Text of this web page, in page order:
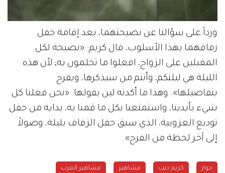
ورداً على سؤالنا عن نصيحتهما، بعد إقامة حفل
زفافهما بهذا الأسلوب، قال كريم: «نصيحة لكل
المقبلين على الزواج، افعلوا ما تحلمون به; لأن هذه
الليلة هي ليلتكم، وأنتم من سيذكرها، ويفرح
بتفاصيلها». وهذا ما أكدته لين بقولها: «نحن فعلنا كل
شيء بأيدينا، واستمتعنا بكل ما قمنا به، بداية من حفل
توديع العزوبية، الذي سبق حفل الزفاف بليلة، وصولاً
إلى آخر لحظة من الفرح».
حوار كريم ديب مشاهير مشاهير العرب